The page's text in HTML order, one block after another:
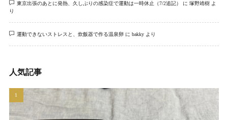
東京出張のあとに発熱、久しぶりの感染症で運動は一時休止（7/2追記） に 塚野靖樹よ
り
運動できないストレスと、炊飯器で作る温泉卵に bakkyより
人気記事